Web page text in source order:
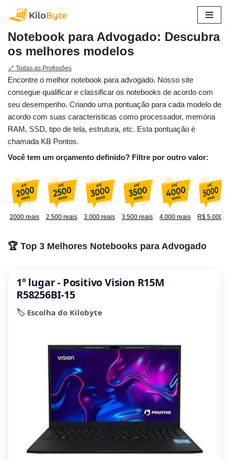
para
o
conteúdo
Notebook para Advogado: Descubra
os melhores modelos
🔗 Todas as Profissões
Encontre o melhor notebook para advogado. Nosso site
consegue qualificar e classificar os notebooks de acordo com
seu desempenho. Criando uma pontuação para cada modelo de
acordo com suas caracteristicas como processador, memória
RAM, SSD, tipo de tela, estrutura, etc. Esta pontuação é
chamada KB Pontos.
Você tem um orçamento definido? Filtre por outro valor:
2000 reais 2.500 reais 3.000 reais 3.500 reais 4.000 reais R$ 5.000
🏆 Top 3 Melhores Notebooks para Advogado
1º lugar - Positivo Vision R15M
R58256BI-15
🏷️ Escolha do Kilobyte